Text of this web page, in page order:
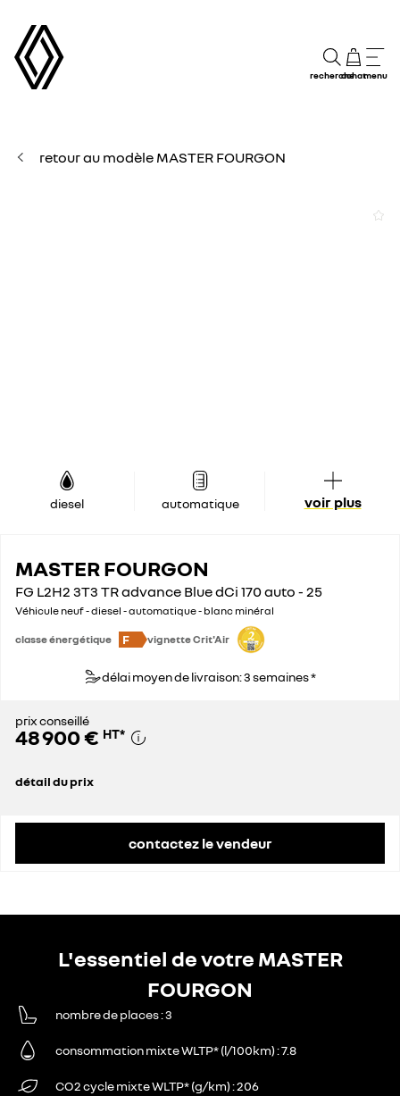
rechercheachatmenu
retour au modèle MASTER FOURGON
diesel automatique voir plus
MASTER FOURGON
FG L2H2 3T3 TR advance Blue dCi 170 auto - 25
Véhicule neuf - diesel - automatique - blanc minéral
classe énergétique F vignette Crit'Air
délai moyen de livraison: 3 semaines *
prix conseillé
48 900 € HT*
détail du prix
contactez le vendeur
L'essentiel de votre MASTER
FOURGON
nombre de places 3
consommation mixte WLTP* (l/100km) 7.8
CO2 cycle mixte WLTP* (g/km) 206